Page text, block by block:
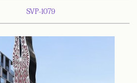
SVP-1079